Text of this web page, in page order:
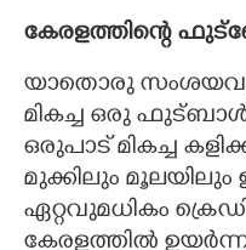
കേരളത്തിന്റെ
യാതൊരു സംശയവും
മികച്ച ഒരു
ഒരുപാട് മികച്ച
മുക്കിലും മൂലയിലും
ഏറ്റവുമധികം
കേരളത്തിൽ